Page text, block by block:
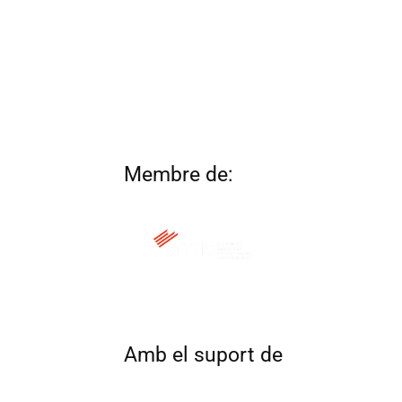
Membre de:
Amb el suport de